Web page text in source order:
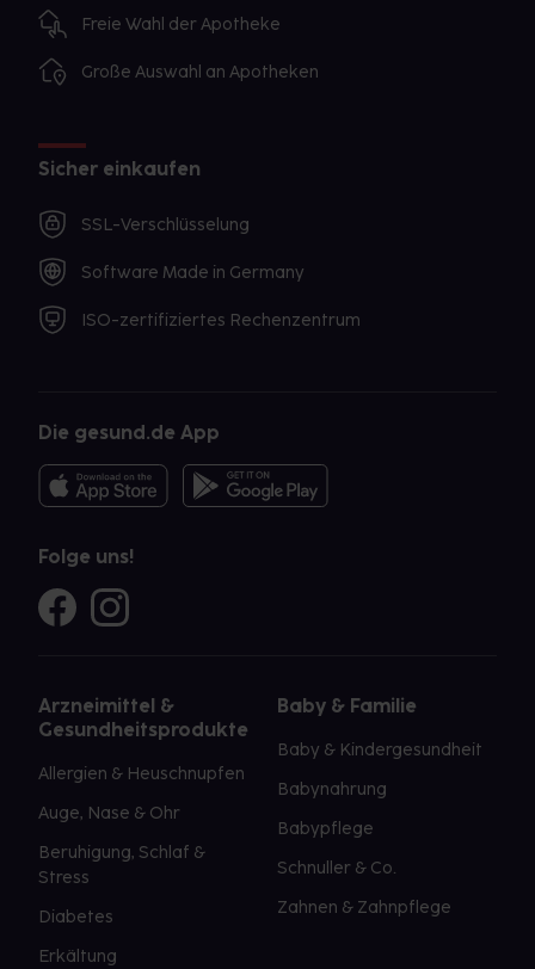
Freie Wahl der Apotheke
Große Auswahl an Apotheken
Sicher einkaufen
SSL-Verschlüsselung
Software Made in Germany
ISO-zertifiziertes Rechenzentrum
Die gesund.de App
Folge uns!
Arzneimittel &
Gesundheitsprodukte
Allergien & Heuschnupfen
Auge, Nase & Ohr
Beruhigung, Schlaf &
Stress
Diabetes
Erkältung
Baby & Familie
Baby & Kindergesundheit
Babynahrung
Babypflege
Schnuller & Co.
Zahnen & Zahnpflege